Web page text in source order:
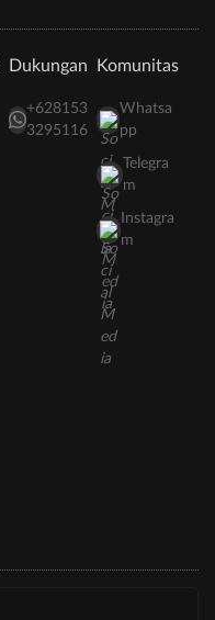
Dukungan
+628153
3295116
Komunitas
Whatsa
pp
Telegra
m
Instagra
m